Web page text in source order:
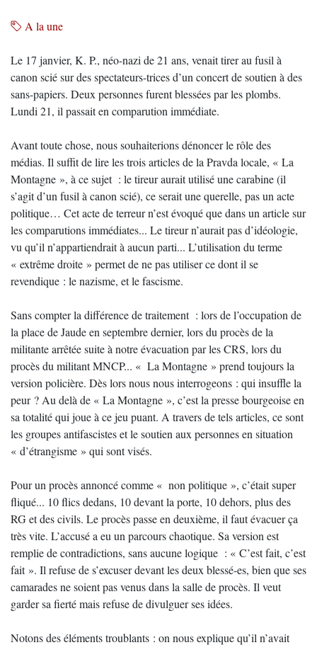
A la une
Le 17 janvier, K. P., néo-nazi de 21 ans, venait tirer au fusil à
canon scié sur des spectateurs-trices d’un concert de soutien à des
sans-papiers. Deux personnes furent blessées par les plombs.
Lundi 21, il passait en comparution immédiate.
Avant toute chose, nous souhaiterions dénoncer le rôle des
médias. Il suffit de lire les trois articles de la Pravda locale, « La
Montagne », à ce sujet : le tireur aurait utilisé une carabine (il
s’agit d’un fusil à canon scié), ce serait une querelle, pas un acte
politique… Cet acte de terreur n’est évoqué que dans un article sur
les comparutions immédiates... Le tireur n’aurait pas d’idéologie,
vu qu’il n’appartiendrait à aucun parti... L’utilisation du terme
« extrême droite » permet de ne pas utiliser ce dont il se
revendique : le nazisme, et le fascisme.
Sans compter la différence de traitement : lors de l’occupation de
la place de Jaude en septembre dernier, lors du procès de la
militante arrêtée suite à notre évacuation par les CRS, lors du
procès du militant MNCP... « La Montagne » prend toujours la
version policière. Dès lors nous nous interrogeons : qui insuffle la
peur ? Au delà de « La Montagne », c’est la presse bourgeoise en
sa totalité qui joue à ce jeu puant. A travers de tels articles, ce sont
les groupes antifascistes et le soutien aux personnes en situation
« d’étrangisme » qui sont visés.
Pour un procès annoncé comme « non politique », c’était super
fliqué... 10 flics dedans, 10 devant la porte, 10 dehors, plus des
RG et des civils. Le procès passe en deuxième, il faut évacuer ça
très vite. L’accusé a eu un parcours chaotique. Sa version est
remplie de contradictions, sans aucune logique : « C’est fait, c’est
fait ». Il refuse de s’excuser devant les deux blessé-es, bien que ses
camarades ne soient pas venus dans la salle de procès. Il veut
garder sa fierté mais refuse de divulguer ses idées.
Notons des éléments troublants : on nous explique qu’il n’avait